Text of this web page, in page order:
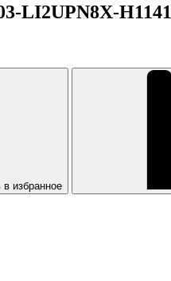
LI2UPN8X-H1141
в избранное